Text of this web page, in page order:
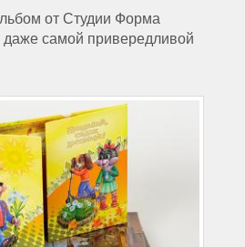
от Студии Форма
даже самой привередливой